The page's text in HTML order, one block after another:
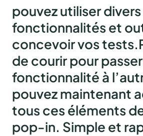
pouvez utiliser divers
fonctionnalités et
concevoir vos
de courir pour
fonctionnalité à
pouvez maintenant
tous ces éléments
pop-in. Simple et